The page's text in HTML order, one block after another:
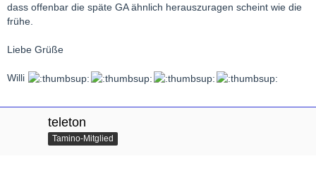
dass offenbar die späte GA ähnlich herauszuragen scheint wie die
frühe.
Liebe Grüße
Willi
teleton
Tamino-Mitglied